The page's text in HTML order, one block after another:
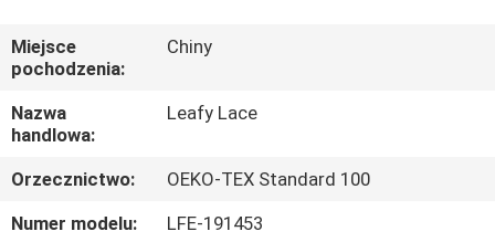
NAS
WYCIECZKA
PO
FABRYCE
Miejsce
pochodzenia:
Chiny
Nazwa
handlowa:
Leafy Lace
Orzecznictwo:
OEKO-TEX Standard 100
Numer modelu:
LFE-191453